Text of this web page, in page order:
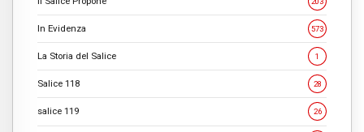
In Evidenza 573
La Storia del Salice 1
Salice 118 28
salice 119 26